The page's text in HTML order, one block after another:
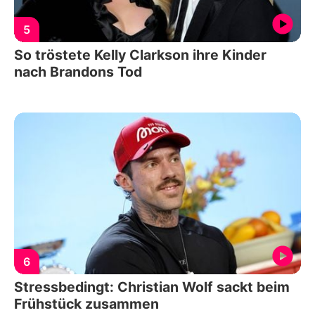
5
So tröstete Kelly Clarkson ihre Kinder
nach Brandons Tod
6
Stressbedingt: Christian Wolf sackt beim
Frühstück zusammen